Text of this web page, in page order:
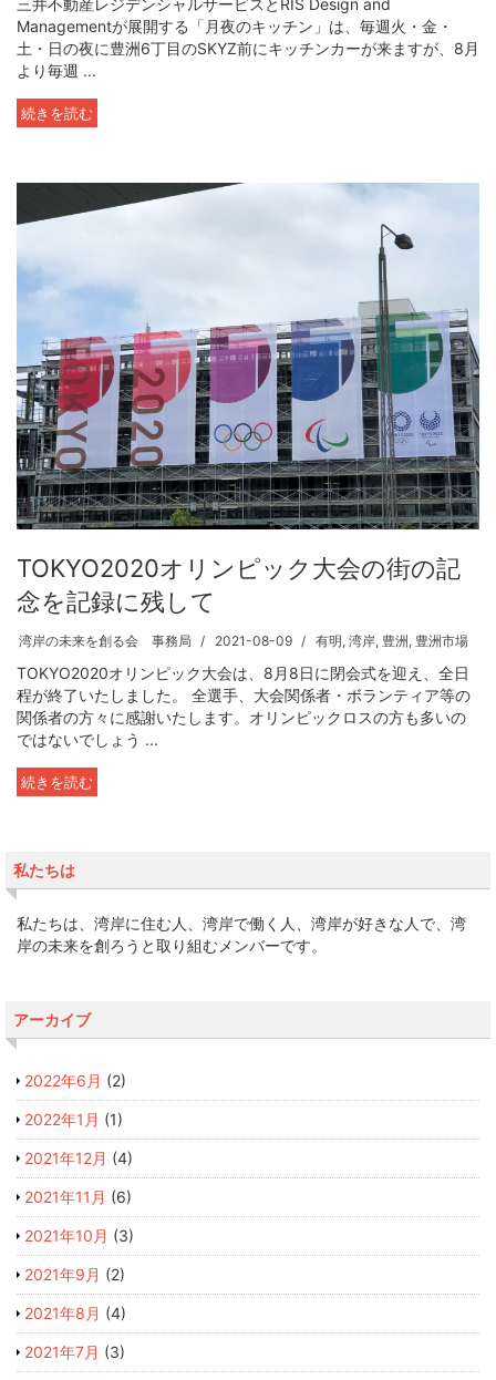
三井不動産レジデンシャルサービスとRIS Design and
Managementが展開する「月夜のキッチン」は、毎週火・金・
土・日の夜に豊洲6丁目のSKYZ前にキッチンカーが来ますが、8月
より毎週 ...
続きを読む
TOKYO2020オリンピック大会の街の記
念を記録に残して
湾岸の未来を創る会 事務局 2021-08-09 有明, 湾岸, 豊洲 , 豊洲市場
TOKYO2020オリンピック大会は、8月8日に閉会式を迎え、全日
程が終了いたしました。 全選手、大会関係者・ボランティア等の
関係者の方々に感謝いたします。オリンピックロスの方も多いの
ではないでしょう ...
続きを読む
私たちは
私たちは、湾岸に住む人、湾岸で働く人、湾岸が好きな人で、湾
岸の未来を創ろうと取り組むメンバーです。
アーカイブ
2022年6月 (2)
2022年1月 (1)
2021年12月 (4)
2021年11月 (6)
2021年10月 (3)
2021年9月 (2)
2021年8月 (4)
2021年7月 (3)